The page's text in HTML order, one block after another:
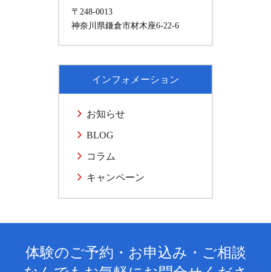
〒248-0013
神奈川県鎌倉市材木座6-22-6
インフォメーション
お知らせ
BLOG
コラム
キャンペーン
体験のご予約・お申込み・ご相談